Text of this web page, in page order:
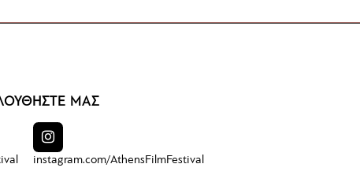
ΜΑΣ
instagram.com/AthensFilmFestival